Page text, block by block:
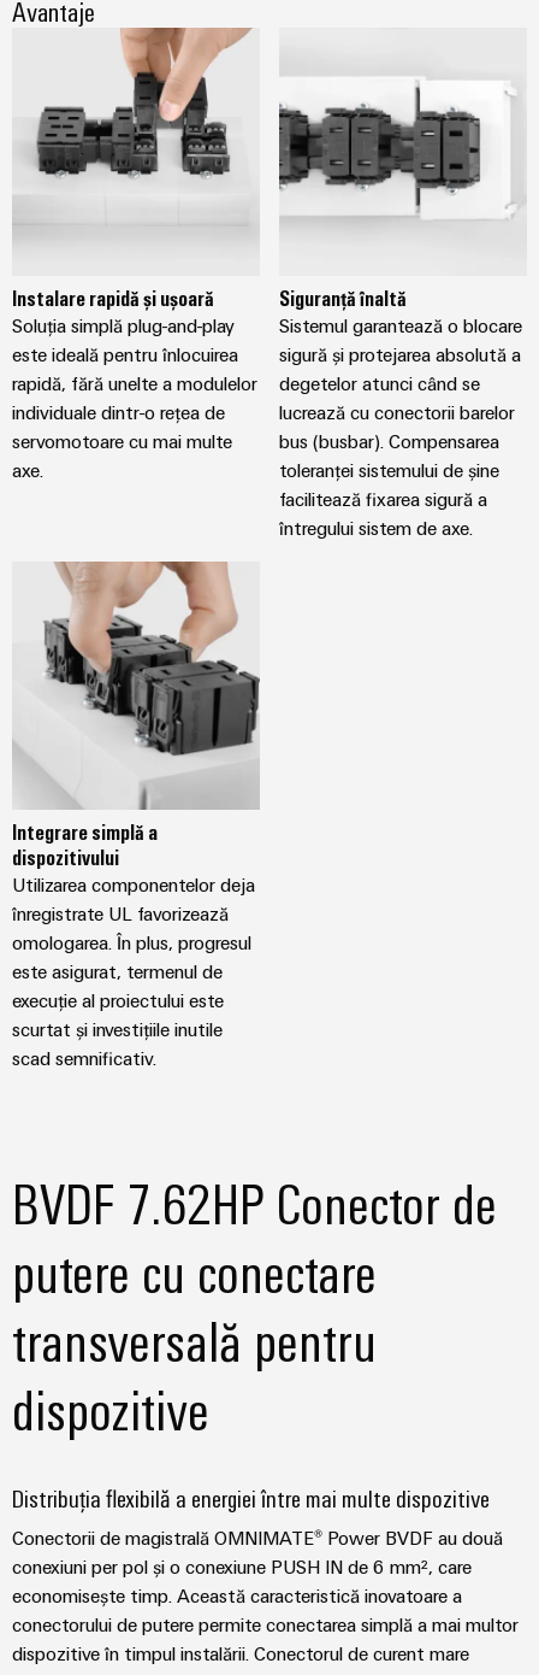
Avantaje
Instalare rapidă și ușoară
Soluția simplă plug-and-play
este ideală pentru înlocuirea
rapidă, fără unelte a modulelor
individuale dintr-o rețea de
servomotoare cu mai multe
axe.
Siguranță înaltă
Sistemul garantează o blocare
sigură și protejarea absolută a
degetelor atunci când se
lucrează cu conectorii barelor
bus (busbar). Compensarea
toleranței sistemului de șine
facilitează fixarea sigură a
întregului sistem de axe.
Integrare simplă a
dispozitivului
Utilizarea componentelor deja
înregistrate UL favorizează
omologarea. În plus, progresul
este asigurat, termenul de
execuție al proiectului este
scurtat și investițiile inutile
scad semnificativ.
BVDF 7.62HP Conector de
putere cu conectare
transversală pentru
dispozitive
Distribuția flexibilă a energiei între mai multe dispozitive
Conectorii de magistrală OMNIMATE® Power BVDF au două
conexiuni per pol și o conexiune PUSH IN de 6 mm², care
economisește timp. Această caracteristică inovatoare a
conectorului de putere permite conectarea simplă a mai multor
dispozitive în timpul instalării. Conectorul de curent mare